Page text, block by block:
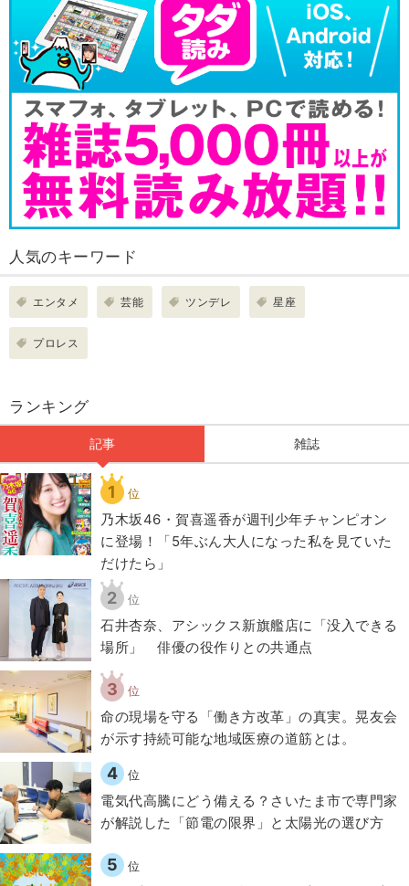
人気のキーワード
エンタメ 芸能 ツンデレ 星座
プロレス
ランキング
記事 雑誌
1 位
乃木坂46・賀喜遥香が週刊少年チャンピオン
に登場！「5年ぶん大人になった私を見ていた
だけたら」
2 位
石井杏奈、アシックス新旗艦店に「没入できる
場所」 俳優の役作りとの共通点
3 位
​命の現場を守る「働き方改革」の真実。晃友会
が示す持続可能な地域医療の道筋とは。
4 位
電気代高騰にどう備える？さいたま市で専門家
が解説した「節電の限界」と太陽光の選び方
5 位